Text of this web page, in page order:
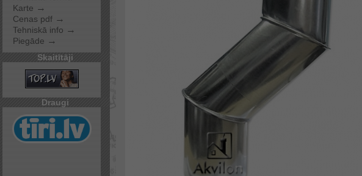
Karte →
Cenas pdf →
Tehniskā info →
Piegāde →
Skaitītāji
Draugi